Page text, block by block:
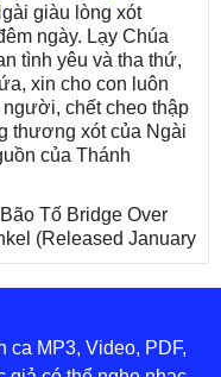
giàu lòng xót
ngày. Lạy Chúa
tình yêu và tha thứ,
xin cho con luôn
chết cheo thập
thương xót của Ngài
của Thánh
Tố Bridge Over
(Released January
Nghiêm Trình Bày:
ca MP3, Video, PDF,